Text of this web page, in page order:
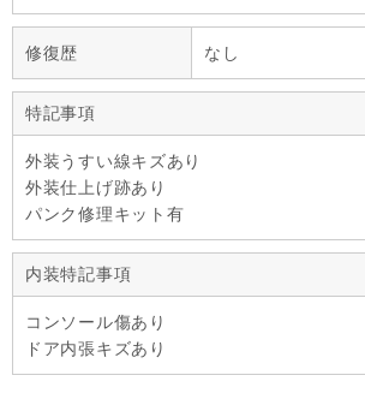
修復歴 なし
特記事項
外装うすい線キズあり
外装仕上げ跡あり
パンク修理キット有
内装特記事項
コンソール傷あり
ドア内張キズあり